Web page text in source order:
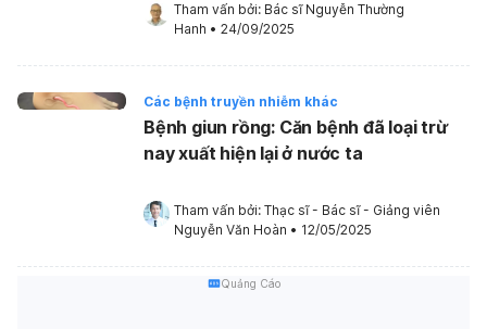
Tham vấn bởi: Bác sĩ Nguyễn Thường
Hanh • 24/09/2025
Các bệnh truyền nhiễm khác
Bệnh giun rồng: Căn bệnh đã loại trừ
nay xuất hiện lại ở nước ta
Tham vấn bởi: Thạc sĩ - Bác sĩ - Giảng viên
Nguyễn Văn Hoàn • 12/05/2025
Quảng Cáo